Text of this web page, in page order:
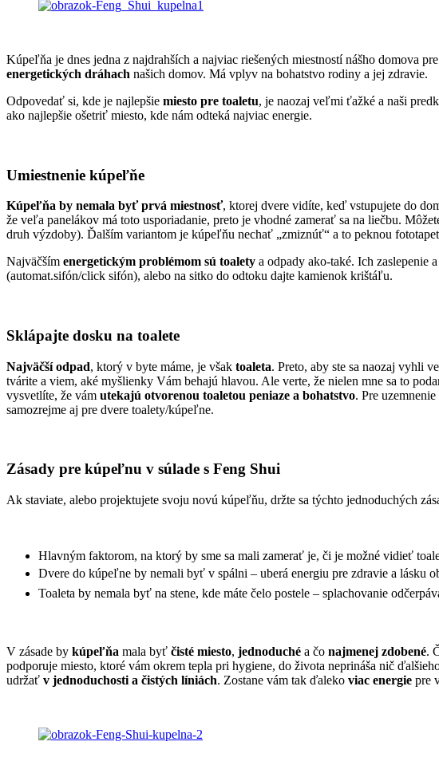
Kúpeľňa je dnes jedna z najdrahších a najviac riešených miestností nášho domova
energetických dráhach našich domov. Má vplyv na bohatstvo rodiny a jej zdravie.
Odpovedať si, kde je najlepšie miesto pre toaletu, je naozaj veľmi ťažké a naši
ako najlepšie ošetriť miesto, kde nám odteká najviac energie.
Umiestnenie kúpeľňe
Kúpeľňa by nemala byť prvá miestnosť, ktorej dvere vidíte, keď vstupujete do
že veľa panelákov má toto usporiadanie, preto je vhodné zamerať sa na liečbu.
druh výzdoby). Ďalším variantom je kúpeľňu nechať „zmiznúť“ a to peknou
Najväčším energetickým problémom sú toalety a odpady ako-také. Ich zaslepenie
(automat.sifón/click sifón), alebo na sitko do odtoku dajte kamienok krištáľu.
Sklápajte dosku na toalete
Najväčší odpad, ktorý v byte máme, je však toaleta. Preto, aby ste sa naozaj vyhli
tvárite a viem, aké myšlienky Vám behajú hlavou. Ale verte, že nielen mne sa to
vysvetlíte, že vám utekajú otvorenou toaletou peniaze a bohatstvo. Pre
samozrejme aj pre dvere toalety/kúpeľne.
Zásady pre kúpeľnu v súlade s Feng Shui
Ak staviate, alebo projektujete svoju novú kúpeľňu, držte sa týchto jednoduchých
Hlavným faktorom, na ktorý by sme sa mali zamerať je, či je možné vidieť
Dvere do kúpeľne by nemali byť v spálni – uberá energiu pre zdravie a lásku
Toaleta by nemala byť na stene, kde máte čelo postele – splachovanie
V zásade by kúpeľňa mala byť čisté miesto, jednoduché a čo najmenej zdobené.
podporuje miesto, ktoré vám okrem tepla pri hygiene, do života neprináša nič
udržať v jednoduchosti a čistých líniách. Zostane vám tak ďaleko viac energie pre